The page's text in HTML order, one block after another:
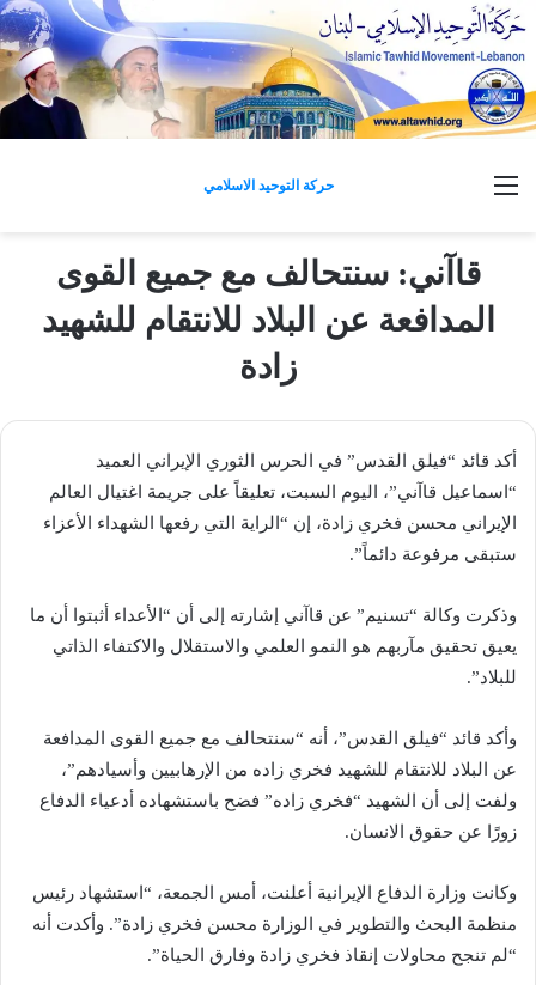
حركة التوحيد الاسلامي القائمة
قاآني: سنتحالف مع جميع القوى
المدافعة عن البلاد للانتقام للشهيد
زادة
أكد قائد “فيلق القدس” في الحرس الثوري الإيراني العميد
“اسماعيل قاآني”، اليوم السبت، تعليقاً على جريمة اغتيال العالم
الإيراني محسن فخري زادة، إن “الراية التي رفعها الشهداء الأعزاء
ستبقى مرفوعة دائماً”.
وذكرت وكالة “تسنيم” عن قاآني إشارته إلى أن “الأعداء أثبتوا أن ما
يعيق تحقيق مآربهم هو النمو العلمي والاستقلال والاكتفاء الذاتي
للبلاد”.
وأكد قائد “فيلق القدس”، أنه “سنتحالف مع جميع القوى المدافعة
عن البلاد للانتقام للشهيد فخري زاده من الإرهابيين وأسيادهم”،
ولفت إلى أن الشهيد “فخري زاده” فضح باستشهاده أدعياء الدفاع
زورًا عن حقوق الانسان.
وكانت وزارة الدفاع الإيرانية أعلنت، أمس الجمعة، “استشهاد رئيس
منظمة البحث والتطوير في الوزارة محسن فخري زادة”. وأكدت أنه
“لم تنجح محاولات إنقاذ فخري زادة وفارق الحياة”.